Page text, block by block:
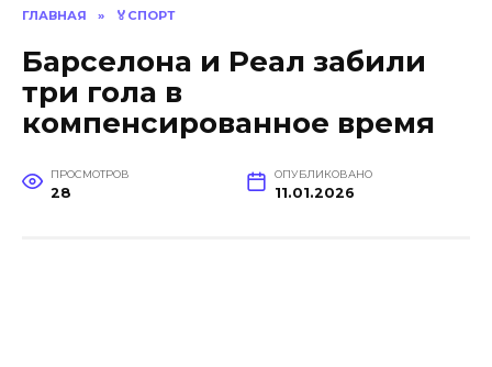
ГЛАВНАЯ » 🏅СПОРТ
Барселона и Реал забили
три гола в
компенсированное время
ПРОСМОТРОВ
28
ОПУБЛИКОВАНО
11.01.2026